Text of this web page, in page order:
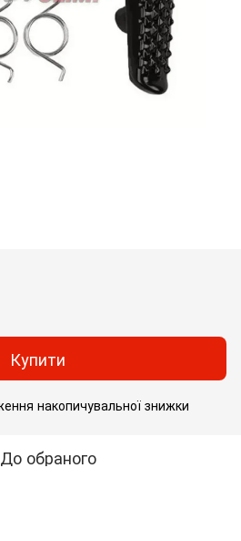
Купити
накопичувальної знижки
До обраного